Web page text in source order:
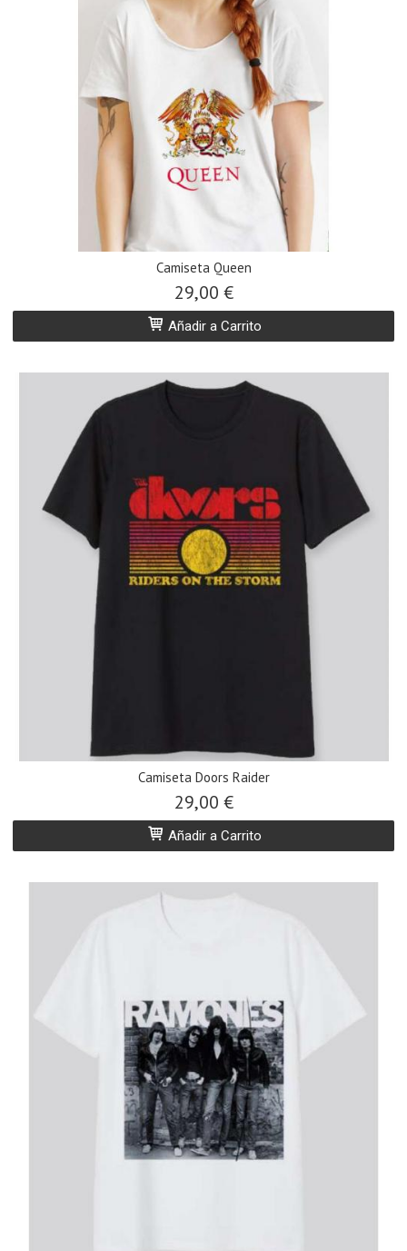
Camiseta Queen
29,00 €
Añadir a Carrito
Camiseta Doors Raider
29,00 €
Añadir a Carrito